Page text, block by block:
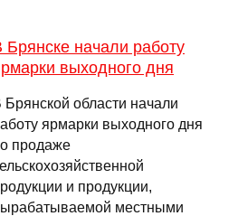
Брянске начали работу
выходного дня
Брянской области начали
ярмарки выходного дня
продаже
и продукции,
местными